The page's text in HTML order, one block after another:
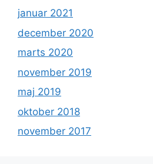
januar 2021
december 2020
marts 2020
november 2019
maj 2019
oktober 2018
november 2017